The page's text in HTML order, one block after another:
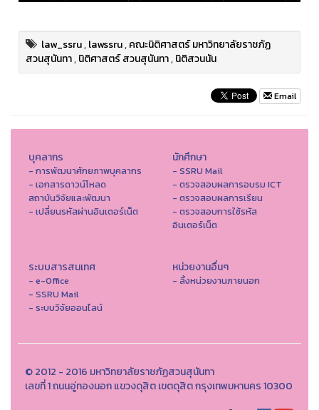
law_ssru,lawssru,คณะนิติศาสตร์ มหาวิทยาลัยราชภัฏ
สวนสุนันทา,นิติศาสตร์ สวนสุนันทา,นิติสวนนัน
Email
บุคลากร
- การพัฒนาศักยภาพบุคลากร
- เอกสารดาวน์โหลด
สถาบันวิจัยและพัฒนา
- เปลี่ยนรหัสผ่านอินเตอร์เน็ต
นักศึกษา
- SSRU Mail
- ตรวจสอบผลการอบรม ICT
- ตรวจสอบผลการเรียน
- ตรวจสอบการใช้รหัส
อินเตอร์เน็ต
ระบบสารสนเทศ
- e-Office
- SSRU Mail
- ระบบวิจัยออนไลน์
หน่วยงานอื่นๆ
- ลิ้งหน่วยงานภายนอก
© 2012 - 2016 มหาวิทยาลัยราชภัฏสวนสุนันทา
เลขที่ 1 ถนนอู่ทองนอก แขวงดุสิต เขตดุสิต กรุงเทพมหานคร 10300